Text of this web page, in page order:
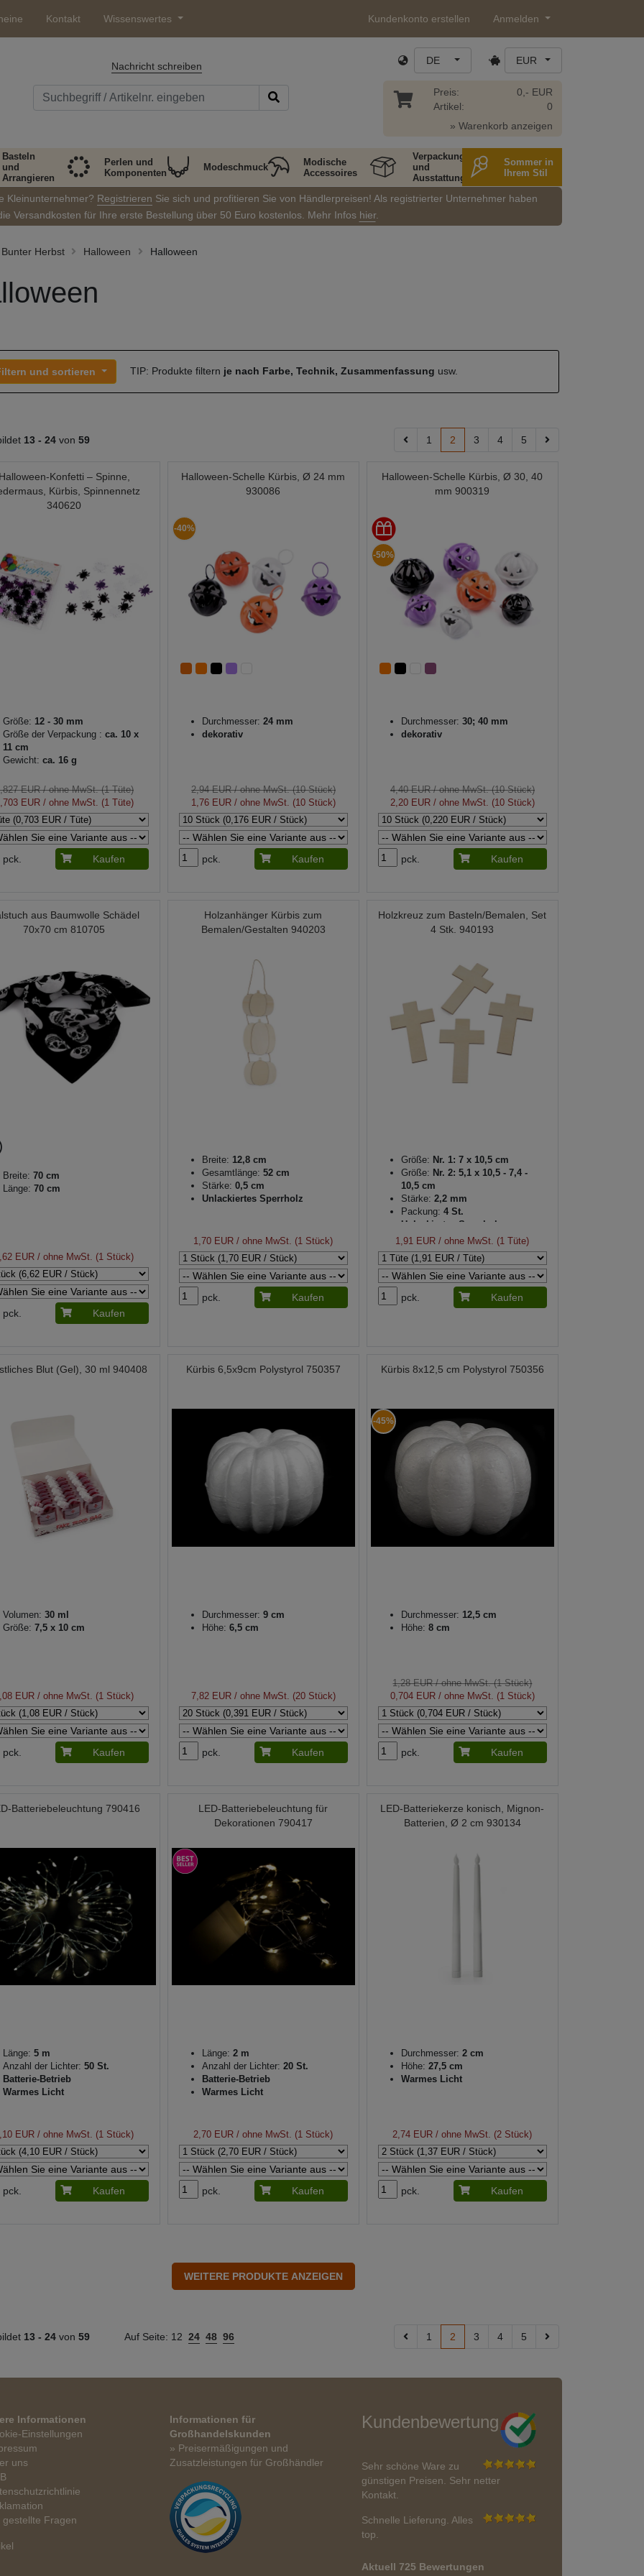
Kontakt Wissenswertes Kundenkonto erstellen Anmelden
Nachricht schreiben DE EUR
Preis:
Artikel:
0,- EUR
0
» Warenkorb anzeigen
Basteln
und
Arrangieren
Perlen und
Komponenten
Modeschmuck
Modische
Accessoires
Verpackung
und
Ausstattung
Sommer in
Ihrem Stil
Kleinunternehmer? Registrieren Sie sich und profitieren Sie von Händlerpreisen! Als registrierter Unternehmer haben
Versandkosten für Ihre erste Bestellung über 50 Euro kostenlos. Mehr Infos hier.
Bunter Herbst Halloween Halloween
und sortieren TIP: Produkte filtern je nach Farbe, Technik, Zusammenfassung usw.
13 - 24 von 59 1 2 3 4 5
Konfetti – Spinne,
Kürbis, Spinnennetz
340620
Größe: 12 - 30 mm
Größe der Verpackung : ca. 10 x
11 cm
Gewicht: ca. 16 g
EUR/ ohne MwSt. (1 Tüte)
EUR/ ohne MwSt. (1 Tüte)
pck. Kaufen
Halloween-Schelle Kürbis, Ø 24 mm
930086
-40%
Durchmesser: 24 mm
dekorativ
2,94 EUR/ ohne MwSt. (10 Stück)
1,76 EUR/ ohne MwSt. (10 Stück)
pck. Kaufen
Halloween-Schelle Kürbis, Ø 30, 40
mm 900319
-50%
Durchmesser: 30; 40 mm
dekorativ
4,40 EUR/ ohne MwSt. (10 Stück)
2,20 EUR/ ohne MwSt. (10 Stück)
pck. Kaufen
aus Baumwolle Schädel
70x70 cm 810705
Breite: 70 cm
Länge: 70 cm
EUR / ohne MwSt. (1 Stück)
pck. Kaufen
Holzanhänger Kürbis zum
Bemalen/Gestalten 940203
Breite: 12,8 cm
Gesamtlänge: 52 cm
Stärke: 0,5 cm
Unlackiertes Sperrholz
1,70 EUR / ohne MwSt. (1 Stück)
pck. Kaufen
Holzkreuz zum Basteln/Bemalen, Set
4 Stk. 940193
Größe: Nr. 1: 7 x 10,5 cm
Größe: Nr. 2: 5,1 x 10,5 - 7,4 -
10,5 cm
Stärke: 2,2 mm
Packung: 4 St.
Unlackiertes Sperrholz
1,91 EUR / ohne MwSt. (1 Tüte)
pck. Kaufen
Blut (Gel), 30 ml 940408
Volumen: 30 ml
Größe: 7,5 x 10 cm
EUR / ohne MwSt. (1 Stück)
pck. Kaufen
Kürbis 6,5x9cm Polystyrol 750357
Durchmesser: 9 cm
Höhe: 6,5 cm
7,82 EUR/ ohne MwSt. (20 Stück)
pck. Kaufen
Kürbis 8x12,5 cm Polystyrol 750356
-45%
Durchmesser: 12,5 cm
Höhe: 8 cm
1,28 EUR/ ohne MwSt. (1 Stück)
0,704 EUR/ ohne MwSt. (1 Stück)
pck. Kaufen
Batteriebeleuchtung 790416
Länge: 5 m
Anzahl der Lichter: 50 St.
Batterie-Betrieb
Warmes Licht
EUR / ohne MwSt. (1 Stück)
pck. Kaufen
LED-Batteriebeleuchtung für
Dekorationen 790417
Länge: 2 m
Anzahl der Lichter: 20 St.
Batterie-Betrieb
Warmes Licht
2,70 EUR / ohne MwSt. (1 Stück)
pck. Kaufen
LED-Batteriekerze konisch, Mignon-
Batterien, Ø 2 cm 930134
Durchmesser: 2 cm
Höhe: 27,5 cm
Warmes Licht
2,74 EUR / ohne MwSt. (2 Stück)
pck. Kaufen
13 - 24 von 59 Auf Seite: 12 24 48 96 1 2 3 4 5
Informationen
Einstellungen
uns
gestellte Fragen
Informationen für
Großhandelskunden
» Preisermäßigungen und
Zusatzleistungen für Großhändler
Kundenbewertung
Sehr schöne Ware zu
günstigen Preisen. Sehr netter
Kontakt.
Schnelle Lieferung. Alles
top.
Aktuell 725 Bewertungen